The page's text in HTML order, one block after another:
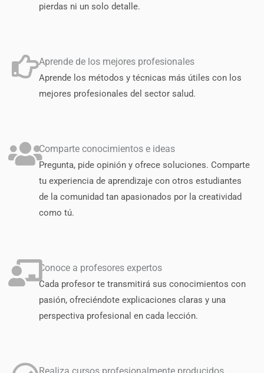
pierdas ni un solo detalle.
Aprende de los mejores profesionales
Aprende los métodos y técnicas más útiles con los
mejores profesionales del sector salud.
Comparte conocimientos e ideas
Pregunta, pide opinión y ofrece soluciones. Comparte
tu experiencia de aprendizaje con otros estudiantes
de la comunidad tan apasionados por la creatividad
como tú.
Conoce a profesores expertos
Cada profesor te transmitirá sus conocimientos con
pasión, ofreciéndote explicaciones claras y una
perspectiva profesional en cada lección.